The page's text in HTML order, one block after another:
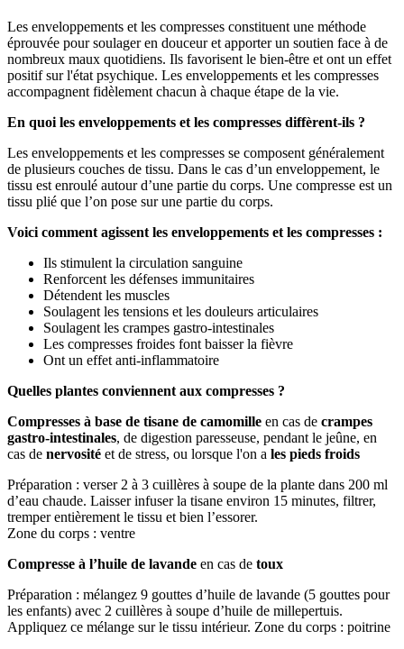
Les enveloppements et les compresses constituent une méthode
éprouvée pour soulager en douceur et apporter un soutien face à de
nombreux maux quotidiens. Ils favorisent le bien-être et ont un effet
positif sur l'état psychique. Les enveloppements et les compresses
accompagnent fidèlement chacun à chaque étape de la vie.
En quoi les enveloppements et les compresses diffèrent-ils ?
Les enveloppements et les compresses se composent généralement
de plusieurs couches de tissu. Dans le cas d’un enveloppement, le
tissu est enroulé autour d’une partie du corps. Une compresse est un
tissu plié que l’on pose sur une partie du corps.
Voici comment agissent les enveloppements et les compresses :
Ils stimulent la circulation sanguine
Renforcent les défenses immunitaires
Détendent les muscles
Soulagent les tensions et les douleurs articulaires
Soulagent les crampes gastro-intestinales
Les compresses froides font baisser la fièvre
Ont un effet anti-inflammatoire
Quelles plantes conviennent aux compresses ?
Compresses à base de tisane de camomille en cas de crampes
gastro-intestinales, de digestion paresseuse, pendant le jeûne, en
cas de nervosité et de stress, ou lorsque l'on a les pieds froids
Préparation : verser 2 à 3 cuillères à soupe de la plante dans 200 ml
d’eau chaude. Laisser infuser la tisane environ 15 minutes, filtrer,
tremper entièrement le tissu et bien l’essorer.
Zone du corps : ventre
Compresse à l’huile de lavande en cas de toux
Préparation : mélangez 9 gouttes d’huile de lavande (5 gouttes pour
les enfants) avec 2 cuillères à soupe d’huile de millepertuis.
Appliquez ce mélange sur le tissu intérieur. Zone du corps : poitrine